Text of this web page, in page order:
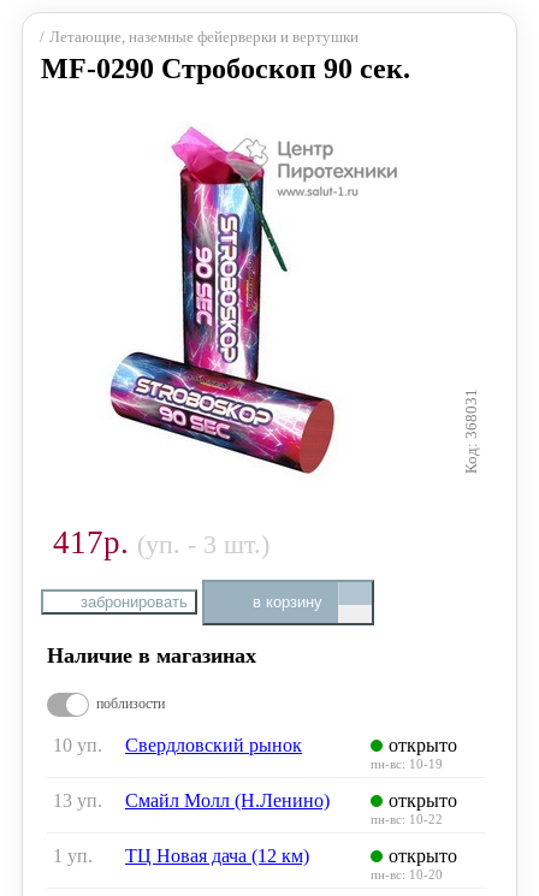
Летающие, наземные фейерверки и вертушки
MF-0290 Стробоскоп 90 сек.
368031
417р. (уп. - 3 шт.)
забронировать в корзину
Наличие в магазинах
поблизости
10 уп. Свердловский рынок открыто
пн-вс: 10-19
13 уп. Смайл Молл (Н.Ленино) открыто
пн-вс: 10-22
1 уп. ТЦ Новая дача (12 км) открыто
пн-вс: 10-20